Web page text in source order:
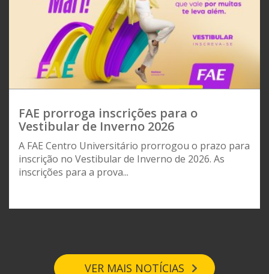
FAE prorroga inscrições para o
Vestibular de Inverno 2026
A FAE Centro Universitário prorrogou o prazo para
inscrição no Vestibular de Inverno de 2026. As
inscrições para a prova...
VER MAIS NOTÍCIAS